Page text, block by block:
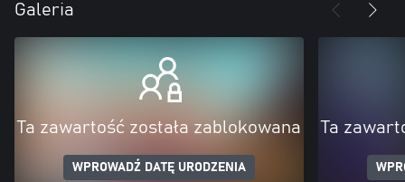
Galeria
Ta zawartość została zablokowana
WPROWADŹ DATĘ URODZENIA
Ta